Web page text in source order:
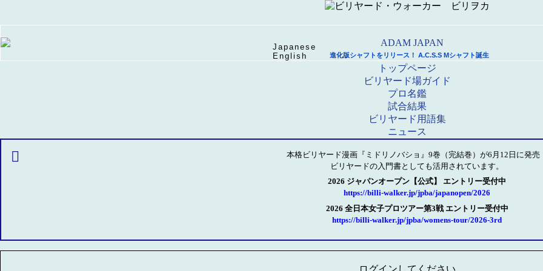
Japanese
English
進化版シャフトをリリース！ A.C.S.S Mシャフト誕生
トップページ
ビリヤード場ガイド
プロ名鑑
試合結果
ビリヤード用語集
ニュース
本格ビリヤード漫画『ミドリノバショ』9巻（完結巻）が6月12日に発売
ビリヤードの入門書としても活用されています。
2026 ジャパンオープン【公式】 エントリー受付中
https://billi-walker.jp/jpba/japanopen/2026
2026 全日本女子プロツアー第3戦 エントリー受付中
https://billi-walker.jp/jpba/womens-tour/2026-3rd